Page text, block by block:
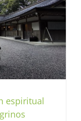
espiritual